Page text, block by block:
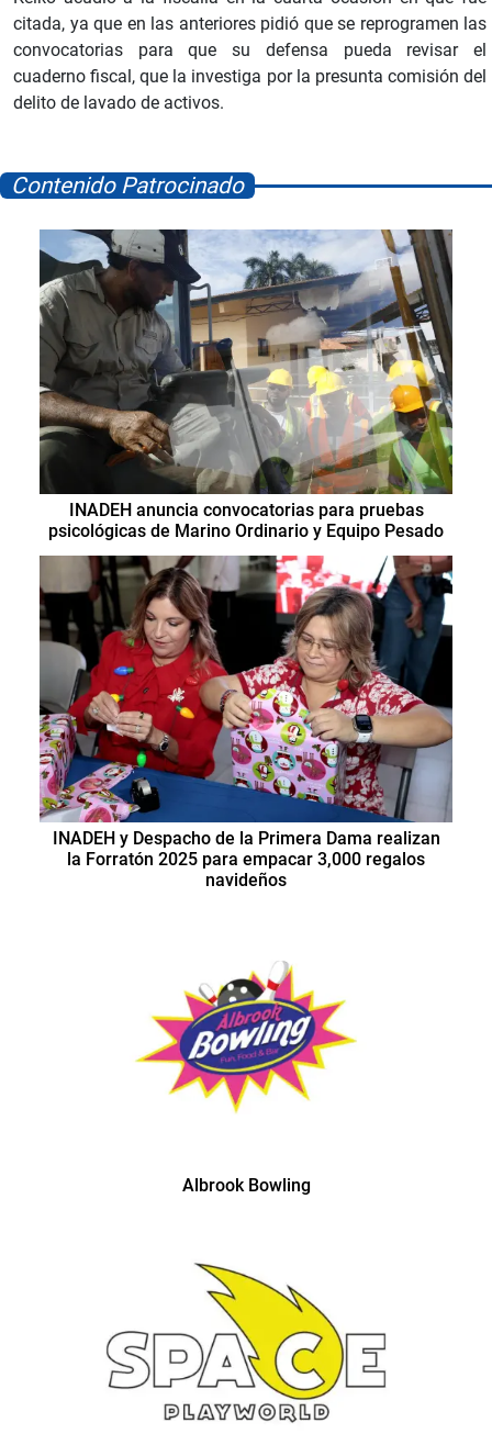
citada, ya que en las anteriores pidió que se reprogramen las
convocatorias para que su defensa pueda revisar el
cuaderno fiscal, que la investiga por la presunta comisión del
delito de lavado de activos.
Contenido Patrocinado
INADEH anuncia convocatorias para pruebas
psicológicas de Marino Ordinario y Equipo Pesado
INADEH y Despacho de la Primera Dama realizan
la Forratón 2025 para empacar 3,000 regalos
navideños
Albrook Bowling